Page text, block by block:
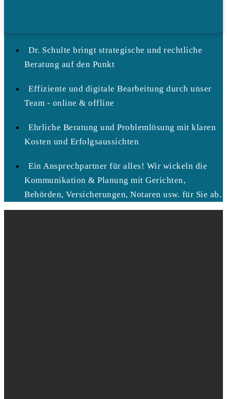
Dr. Schulte bringt strategische und rechtliche
Beratung auf den Punkt
Effiziente und digitale Bearbeitung durch unser
Team - online & offline
Ehrliche Beratung und Problemlösung mit klaren
Kosten und Erfolgsaussichten
Ein Ansprechpartner für alles! Wir wickeln die
Kommunikation & Planung mit Gerichten,
Behörden, Versicherungen, Notaren usw. für Sie ab.